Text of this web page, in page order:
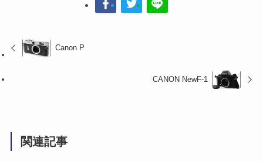
Canon P
CANON NewF-1
関連記事